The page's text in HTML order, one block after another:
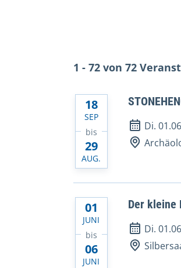
1 - 72 von 72
18
SEP
bis
29
AUG.
Di.
01
JUNI
bis
06
JUNI
Der kleine
Di.